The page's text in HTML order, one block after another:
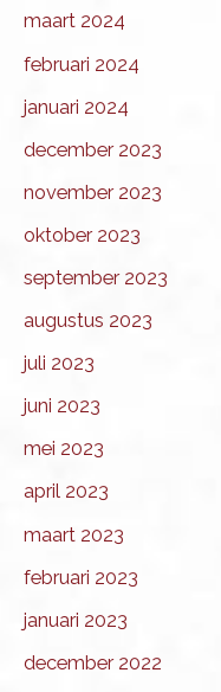
maart 2024
februari 2024
januari 2024
december 2023
november 2023
oktober 2023
september 2023
augustus 2023
juli 2023
juni 2023
mei 2023
april 2023
maart 2023
februari 2023
januari 2023
december 2022